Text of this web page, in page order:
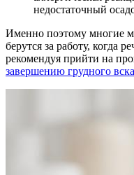
недостаточный
Именно поэтому многие
берутся за работу, когда
рекомендуя прийти на
завершению грудного